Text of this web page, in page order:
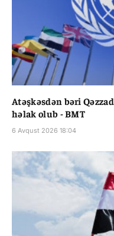
Atəşkəsdən bəri
həlak olub - BMT
6 Avqust 2026 18:04